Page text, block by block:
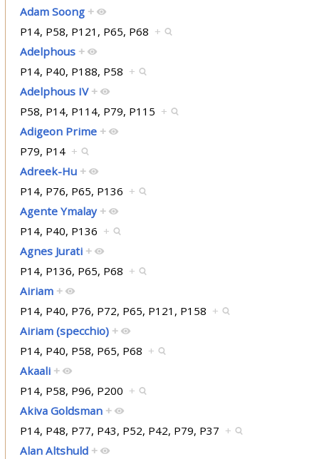
Adam Soong +
P14, P58, P121, P65, P68 +
Adelphous +
P14, P40, P188, P58 +
Adelphous IV +
P58, P14, P114, P79, P115 +
Adigeon Prime +
P79, P14 +
Adreek-Hu +
P14, P76, P65, P136 +
Agente Ymalay +
P14, P40, P136 +
Agnes Jurati +
P14, P136, P65, P68 +
Airiam +
P14, P40, P76, P72, P65, P121, P158 +
Airiam (specchio) +
P14, P40, P58, P65, P68 +
Akaali +
P14, P58, P96, P200 +
Akiva Goldsman +
P14, P48, P77, P43, P52, P42, P79, P37 +
Alan Altshuld +